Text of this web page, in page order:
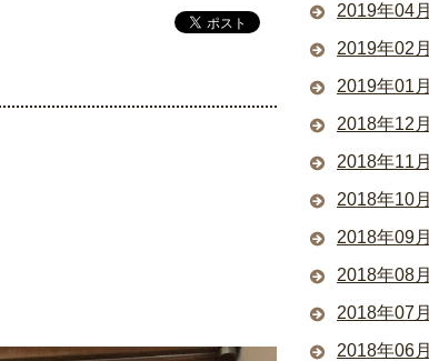
2019年04月
2019年02月
2019年01月
2018年12月
2018年11月
2018年10月
2018年09月
2018年08月
2018年07月
2018年06月